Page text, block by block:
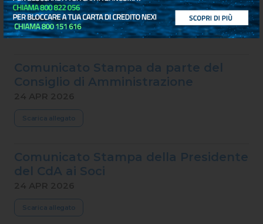
27 APR 2026
Scarica allegato
Comunicato Stampa da parte del
Consiglio di Amministrazione
Scarica allegato
Comunicato Stampa della Presidente
del CdA ai Soci
Scarica allegato